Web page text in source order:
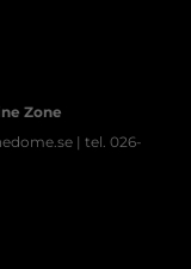
Zone
| tel. 026-